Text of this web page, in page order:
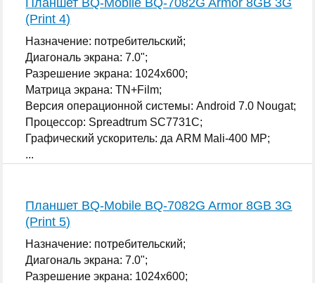
(Print 4)
Назначение: потребительский;
Диагональ экрана: 7.0";
Разрешение экрана: 1024x600;
Матрица экрана: TN+Film;
Версия операционной системы: Android 7.0 Nougat;
Процессор: Spreadtrum SC7731C;
Графический ускоритель: да ARM Mali-400 MP;
...
Планшет BQ-Mobile BQ-7082G Armor 8GB 3G
(Print 5)
Назначение: потребительский;
Диагональ экрана: 7.0";
Разрешение экрана: 1024x600;